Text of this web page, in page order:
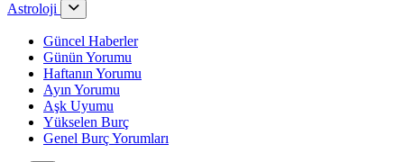
Astroloji
Güncel Haberler
Günün Yorumu
Haftanın Yorumu
Ayın Yorumu
Aşk Uyumu
Yükselen Burç
Genel Burç Yorumları